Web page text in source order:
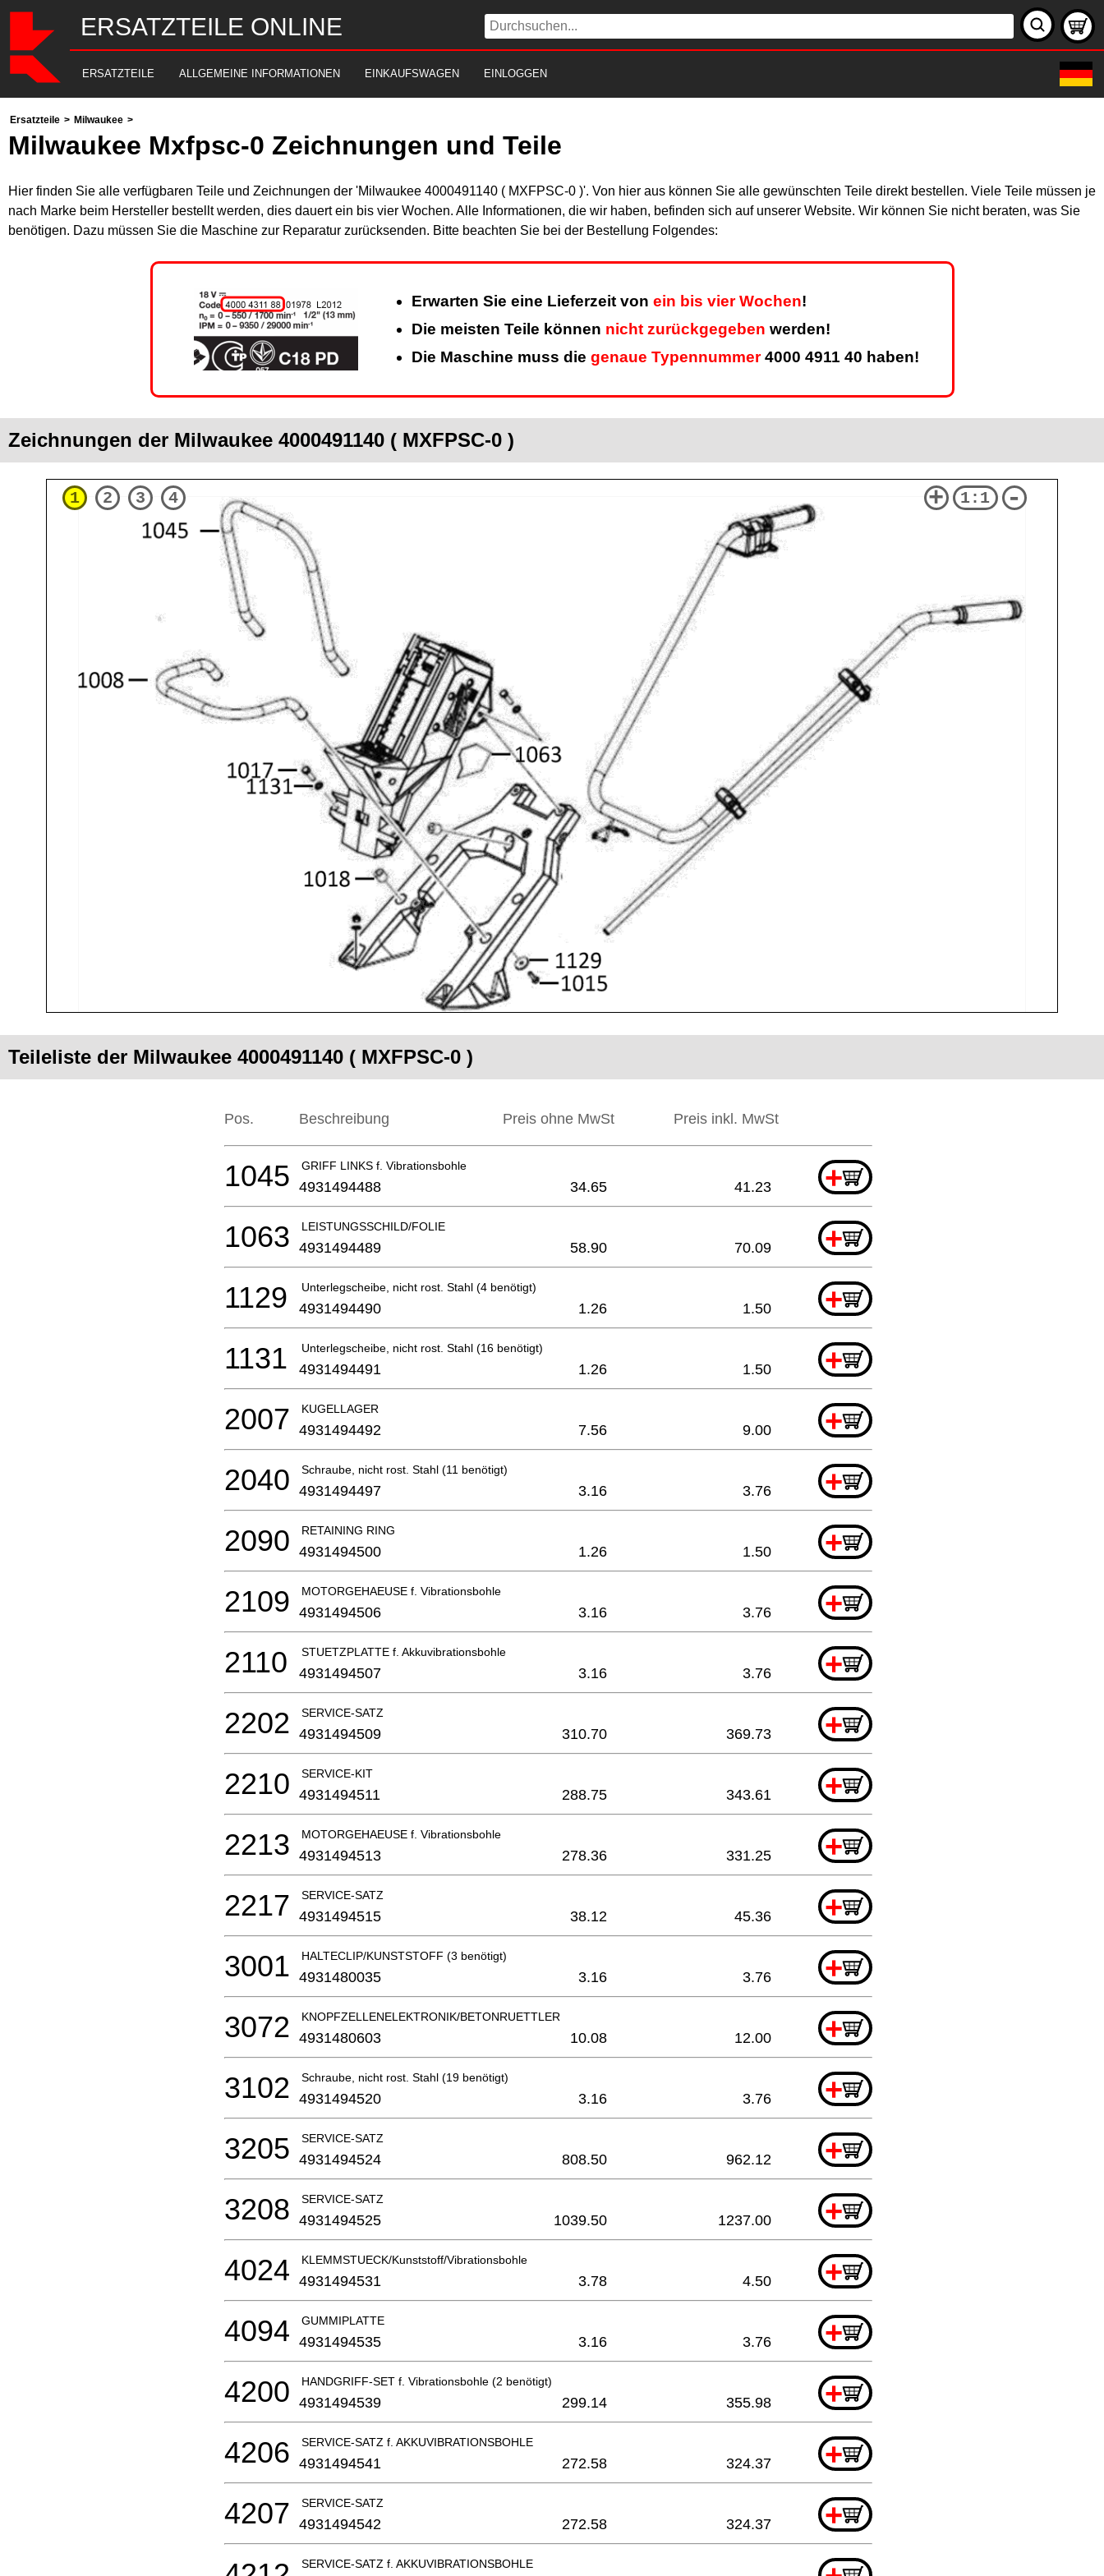
ERSATZTEILE ONLINE
ERSATZTEILE ALLGEMEINE INFORMATIONEN EINKAUFSWAGEN EINLOGGEN
Ersatzteile > Milwaukee >
Milwaukee Mxfpsc-0 Zeichnungen und Teile
Hier finden Sie alle verfügbaren Teile und Zeichnungen der 'Milwaukee 4000491140 ( MXFPSC-0 )'. Von hier aus können Sie alle gewünschten Teile direkt bestellen. Viele Teile müssen je
nach Marke beim Hersteller bestellt werden, dies dauert ein bis vier Wochen. Alle Informationen, die wir haben, befinden sich auf unserer Website. Wir können Sie nicht beraten, was Sie
benötigen. Dazu müssen Sie die Maschine zur Reparatur zurücksenden. Bitte beachten Sie bei der Bestellung Folgendes:
Erwarten Sie eine Lieferzeit von ein bis vier Wochen!
Die meisten Teile können nicht zurückgegeben werden!
Die Maschine muss die genaue Typennummer4000 4911 40 haben!
Zeichnungen der Milwaukee 4000491140 ( MXFPSC-0 )
1 2 3 4 + 1:1 -
Teileliste der Milwaukee 4000491140 ( MXFPSC-0 )
Pos. Beschreibung Preis ohne MwSt Preis inkl. MwSt
GRIFF LINKS f. Vibrationsbohle +
1045 4931494488 34.65 41.23
LEISTUNGSSCHILD/FOLIE +
1063 4931494489 58.90 70.09
Unterlegscheibe, nicht rost. Stahl (4 benötigt) +
1129 4931494490 1.26 1.50
Unterlegscheibe, nicht rost. Stahl (16 benötigt) +
1131 4931494491 1.26 1.50
KUGELLAGER +
2007 4931494492 7.56 9.00
Schraube, nicht rost. Stahl (11 benötigt) +
2040 4931494497 3.16 3.76
RETAINING RING +
2090 4931494500 1.26 1.50
MOTORGEHAEUSE f. Vibrationsbohle +
2109 4931494506 3.16 3.76
STUETZPLATTE f. Akkuvibrationsbohle +
2110 4931494507 3.16 3.76
SERVICE-SATZ +
2202 4931494509 310.70 369.73
SERVICE-KIT +
2210 4931494511 288.75 343.61
MOTORGEHAEUSE f. Vibrationsbohle +
2213 4931494513 278.36 331.25
SERVICE-SATZ +
2217 4931494515 38.12 45.36
HALTECLIP/KUNSTSTOFF (3 benötigt) +
3001 4931480035 3.16 3.76
KNOPFZELLENELEKTRONIK/BETONRUETTLER +
3072 4931480603 10.08 12.00
Schraube, nicht rost. Stahl (19 benötigt) +
3102 4931494520 3.16 3.76
SERVICE-SATZ +
3205 4931494524 808.50 962.12
SERVICE-SATZ +
3208 4931494525 1039.50 1237.00
KLEMMSTUECK/Kunststoff/Vibrationsbohle +
4024 4931494531 3.78 4.50
GUMMIPLATTE +
4094 4931494535 3.16 3.76
HANDGRIFF-SET f. Vibrationsbohle (2 benötigt) +
4200 4931494539 299.14 355.98
SERVICE-SATZ f. AKKUVIBRATIONSBOHLE +
4206 4931494541 272.58 324.37
SERVICE-SATZ +
4207 4931494542 272.58 324.37
SERVICE-SATZ f. AKKUVIBRATIONSBOHLE